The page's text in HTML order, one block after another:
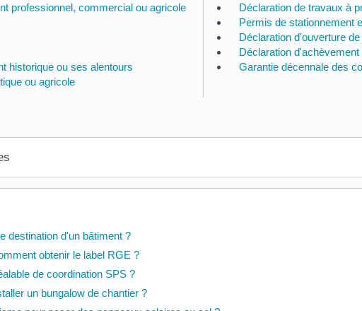
professionnel, commercial ou agricole
historique ou ses alentours
ou agricole
Déclaration de travaux à
Permis de stationnement
Déclaration d'ouverture
Déclaration d'achèvement
Garantie décennale des
destination d'un bâtiment ?
obtenir le label RGE ?
de coordination SPS ?
un bungalow de chantier ?